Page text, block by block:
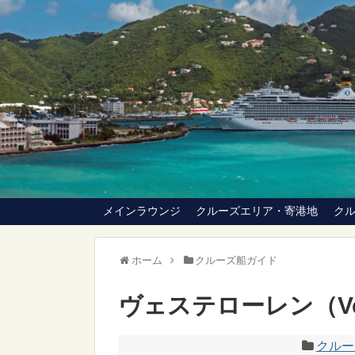
メインラウンジ クルーズエリア・寄港地 ク
ホーム クルーズ船ガイド
ヴェステローレン（
クル